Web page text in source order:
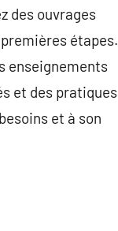
des ouvrages
étapes.
enseignements
et des pratiques
et à son